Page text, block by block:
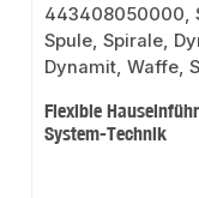
Flexible
System-Technik